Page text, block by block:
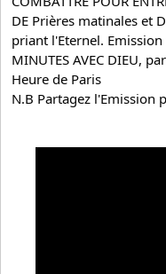
DE Prières matinales et
priant l'Eternel. Emission
MINUTES AVEC DIEU,
Heure de Paris
N.B Partagez